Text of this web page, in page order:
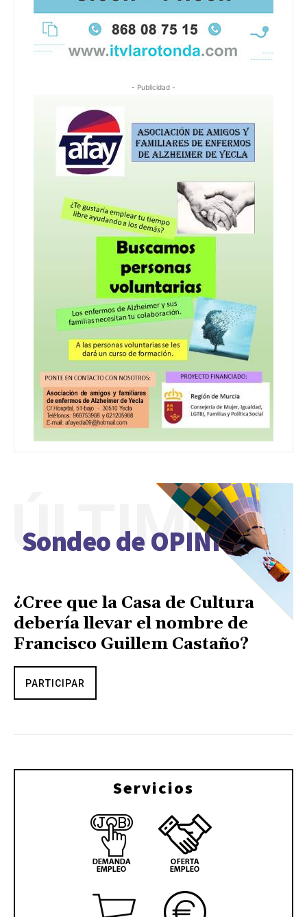
- Publicidad -
Sondeo de OPINIÓN
ÚLTIMO
¿Cree que la Casa de Cultura
debería llevar el nombre de
Francisco Guillem Castaño?
PARTICIPAR
Servicios